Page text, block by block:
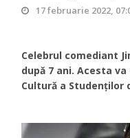
17 februarie 2022,
Celebrul comediant
după 7 ani. Acesta
Cultură a Studenților